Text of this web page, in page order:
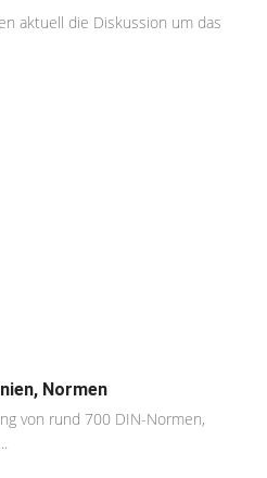
aktuell die Diskussion um das
Normen
von rund 700 DIN-Normen,